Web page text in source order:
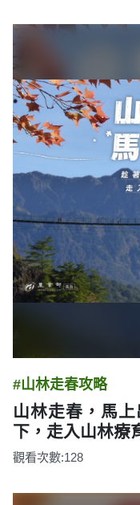
#山林走春攻略
山林走春，馬
下，走入山林療
觀看次數:128